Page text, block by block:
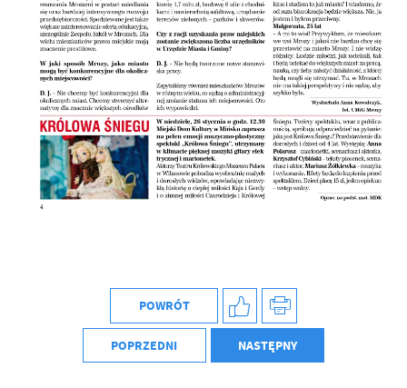
POWRÓT
POPRZEDNI NASTĘPNY
Firmy te działają w charakterze pośredników prezentujących nasze
treści w postaci wiadomości, ofert, komunikatów mediów
społecznościowych.